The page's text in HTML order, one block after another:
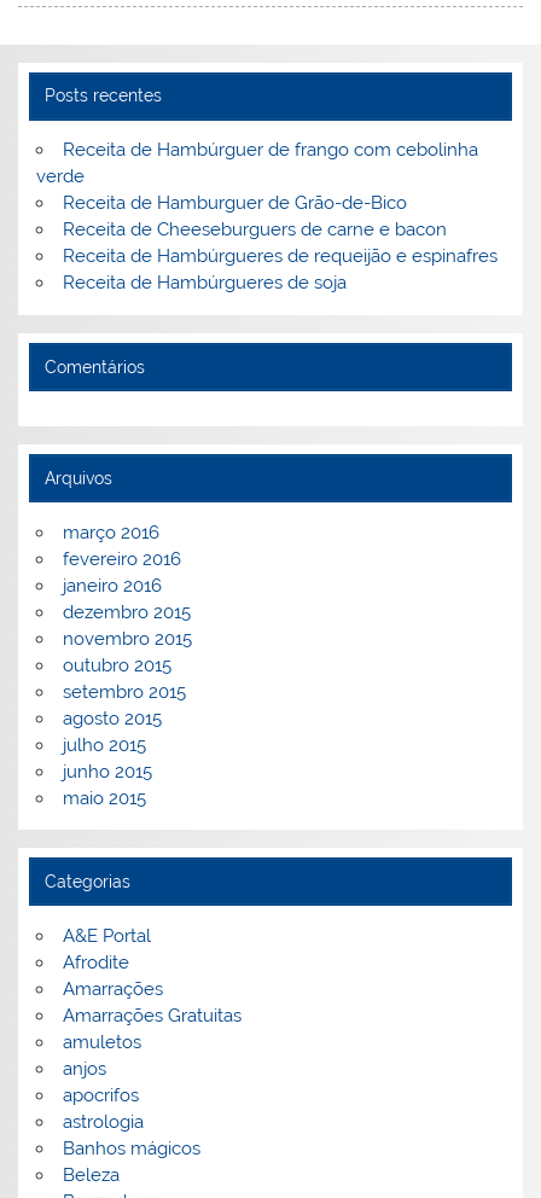
Posts recentes
Receita de Hambúrguer de frango com cebolinha
verde
Receita de Hamburguer de Grão-de-Bico
Receita de Cheeseburguers de carne e bacon
Receita de Hambúrgueres de requeijão e espinafres
Receita de Hambúrgueres de soja
Comentários
Arquivos
março 2016
fevereiro 2016
janeiro 2016
dezembro 2015
novembro 2015
outubro 2015
setembro 2015
agosto 2015
julho 2015
junho 2015
maio 2015
Categorias
A&E Portal
Afrodite
Amarrações
Amarrações Gratuitas
amuletos
anjos
apocrifos
astrologia
Banhos mágicos
Beleza